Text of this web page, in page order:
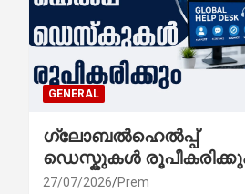
GENERAL
ഗ്ലോബൽഹെൽപ്പ്
ഡെസ്കുകൾ
27/07/2026 Prem